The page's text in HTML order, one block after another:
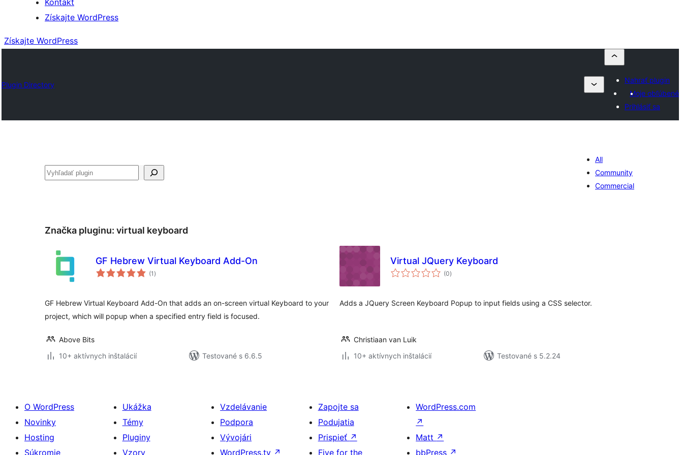
Kontakt
Získajte WordPress
Získajte WordPress
Plugin Directory
Nahrať plugin
Moje obľúbené
Prihlásiť sa
Hľadať
All
Community
Commercial
Značka pluginu: virtual keyboard
GF Hebrew Virtual Keyboard Add-On
(1 celkové
hodnotenie
)
GF Hebrew Virtual Keyboard Add-On that adds an on-screen virtual Keyboard to your
project, which will popup when a specified entry field is focused.
Above Bits
10+ aktívnych inštalácií
Testované s 6.6.5
Virtual JQuery Keyboard
(0celkové
hodnotenie
)
Adds a JQuery Screen Keyboard Popup to input fields using a CSS selector.
Christiaan van Luik
10+ aktívnych inštalácií
Testované s 5.2.24
O WordPress
Novinky
Hosting
Súkromie
Ukážka
Témy
Pluginy
Vzory
Vzdelávanie
Podpora
Vývojári
WordPress.tv ↗
Zapojte sa
Podujatia
Prispieť ↗
Five for the
WordPress.com
↗
Matt ↗
bbPress ↗